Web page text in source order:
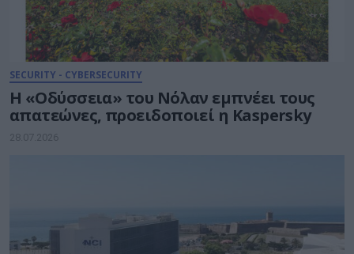
SECURITY - CYBERSECURITY
Η «Οδύσσεια» του Νόλαν εμπνέει τους
απατεώνες, προειδοποιεί η Kaspersky
28.07.2026